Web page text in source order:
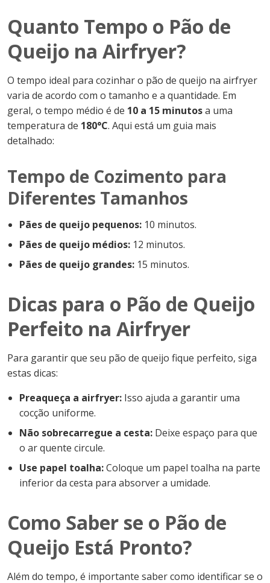
Quanto Tempo o Pão de
Queijo na Airfryer?
O tempo ideal para cozinhar o pão de queijo na airfryer
varia de acordo com o tamanho e a quantidade. Em
geral, o tempo médio é de 10 a 15 minutosa uma
temperatura de 180°C. Aqui está um guia mais
detalhado:
Tempo de Cozimento para
Diferentes Tamanhos
Pães de queijo pequenos: 10 minutos.
Pães de queijo médios: 12 minutos.
Pães de queijo grandes: 15 minutos.
Dicas para o Pão de Queijo
Perfeito na Airfryer
Para garantir que seu pão de queijo fique perfeito, siga
estas dicas:
Preaqueça a airfryer: Isso ajuda a garantir uma
cocção uniforme.
Não sobrecarregue a cesta: Deixe espaço para que
o ar quente circule.
Use papel toalha:Coloque um papel toalha na parte
inferior da cesta para absorver a umidade.
Como Saber se o Pão de
Queijo Está Pronto?
Além do tempo, é importante saber como identificar se o